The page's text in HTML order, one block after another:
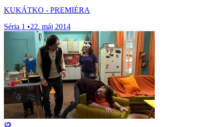
KUKÁTKO - PREMIÉRA
Séria 1 •22. máj 2014